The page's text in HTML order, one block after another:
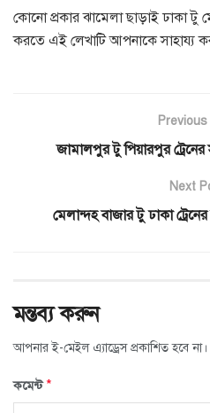
কোনো প্রকার ঝামেলা ছাড়াই ঢাকা টু
করতে এই লেখাটি আপনাকে সাহায্য
জামালপুর টু পিয়ারপুর
Next
মেলান্দহ বাজার টু ঢাকা
মন্তব্য করুন
আপনার ই-মেইল এ্যাড্রেস প্রকাশিত হবে না।
কমেন্ট*